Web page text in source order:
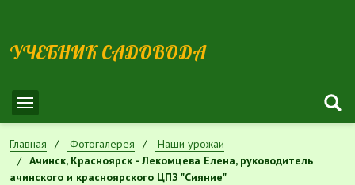
УЧЕБНИК САДОВОДА
Главная Фотогалерея
Наши урожаи
Ачинск, Красноярск - Лекомцева Елена, руководитель
ачинского и красноярского ЦПЗ "Сияние"